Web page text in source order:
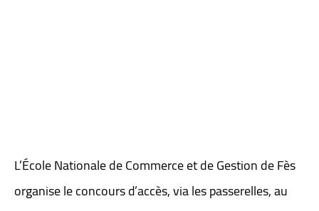
L’École Nationale de Commerce et de Gestion de Fès
organise le concours d’accès, via les passerelles, au